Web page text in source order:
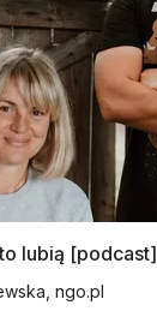
lubią [podcast]
ngo.pl